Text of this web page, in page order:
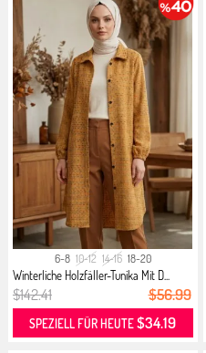
6-8 10-12 14-16 18-20
Winterliche Holzfäller-Tunika Mit D...
$142.41 $56.99
SPEZIELL FÜR HEUTE$34.19